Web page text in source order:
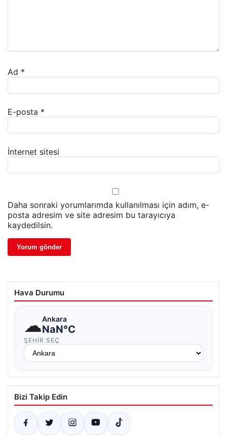
Ad *
E-posta *
İnternet sitesi
Daha sonraki yorumlarımda kullanılması için adım, e-
posta adresim ve site adresim bu tarayıcıya
kaydedilsin.
Hava Durumu
☁Ankara
NaN°C
ŞEHIR SEÇ
Bizi Takip Edin